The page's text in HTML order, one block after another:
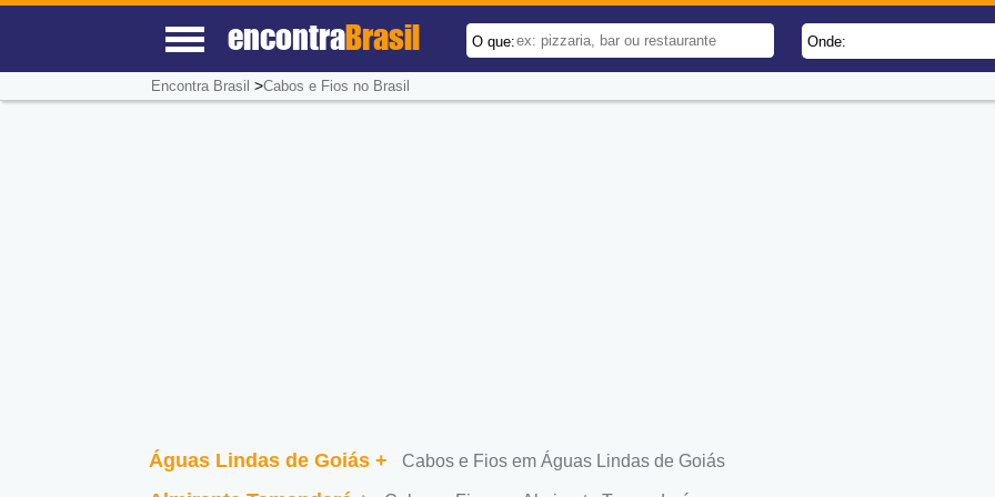
encontraBrasil O que: Onde:
Encontra Brasil >Cabos e Fios no Brasil
Águas Lindas de Goiás + Cabos e Fios em Águas Lindas de Goiás